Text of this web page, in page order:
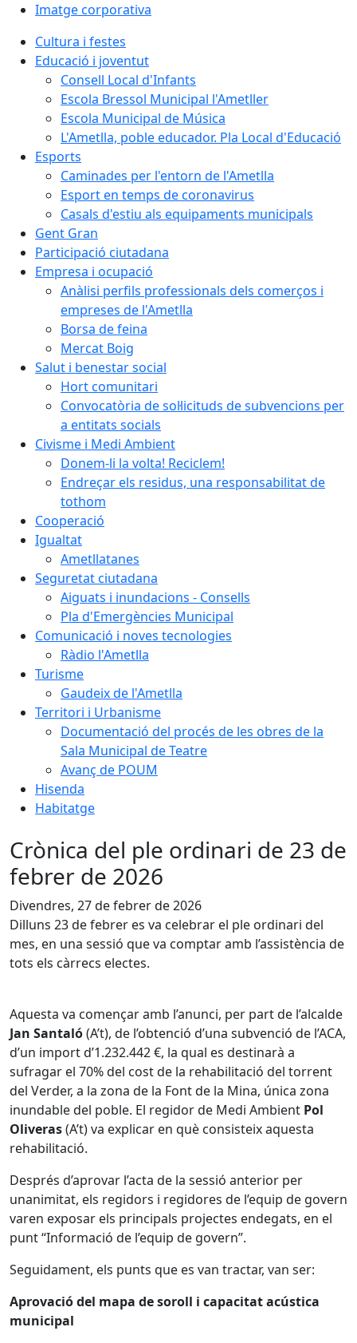
Imatge corporativa
Cultura i festes
Educació i joventut
Consell Local d'Infants
Escola Bressol Municipal l'Ametller
Escola Municipal de Música
L'Ametlla, poble educador. Pla Local d'Educació
Esports
Caminades per l'entorn de l'Ametlla
Esport en temps de coronavirus
Casals d'estiu als equipaments municipals
Gent Gran
Participació ciutadana
Empresa i ocupació
Anàlisi perfils professionals dels comerços i
empreses de l'Ametlla
Borsa de feina
Mercat Boig
Salut i benestar social
Hort comunitari
Convocatòria de sol·licituds de subvencions per
a entitats socials
Civisme i Medi Ambient
Donem-li la volta! Reciclem!
Endreçar els residus, una responsabilitat de
tothom
Cooperació
Igualtat
Ametllatanes
Seguretat ciutadana
Aiguats i inundacions - Consells
Pla d'Emergències Municipal
Comunicació i noves tecnologies
Ràdio l'Ametlla
Turisme
Gaudeix de l'Ametlla
Territori i Urbanisme
Documentació del procés de les obres de la
Sala Municipal de Teatre
Avanç de POUM
Hisenda
Habitatge
Crònica del ple ordinari de 23 de
febrer de 2026
Divendres, 27 de febrer de 2026
Dilluns 23 de febrer es va celebrar el ple ordinari del
mes, en una sessió que va comptar amb l’assistència de
tots els càrrecs electes.
Aquesta va començar amb l’anunci, per part de l’alcalde
Jan Santaló(A’t), de l’obtenció d’una subvenció de l’ACA,
d’un import d’1.232.442 €, la qual es destinarà a
sufragar el 70% del cost de la rehabilitació del torrent
del Verder, a la zona de la Font de la Mina, única zona
inundable del poble. El regidor de Medi Ambient Pol
Oliveras(A’t) va explicar en què consisteix aquesta
rehabilitació.
Després d’aprovar l’acta de la sessió anterior per
unanimitat, els regidors i regidores de l’equip de govern
varen exposar els principals projectes endegats, en el
punt “Informació de l’equip de govern”.
Seguidament, els punts que es van tractar, van ser:
Aprovació del mapa de soroll i capacitat acústica
municipal